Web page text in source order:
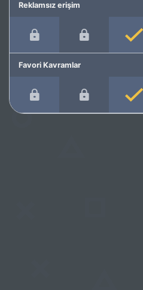
Reklamsız erişim
Favori Kavramlar